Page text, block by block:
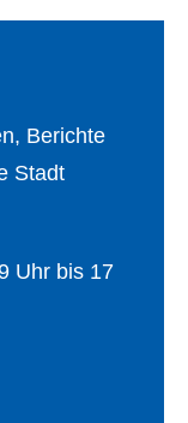
Berichte
Stadt
Uhr bis 17